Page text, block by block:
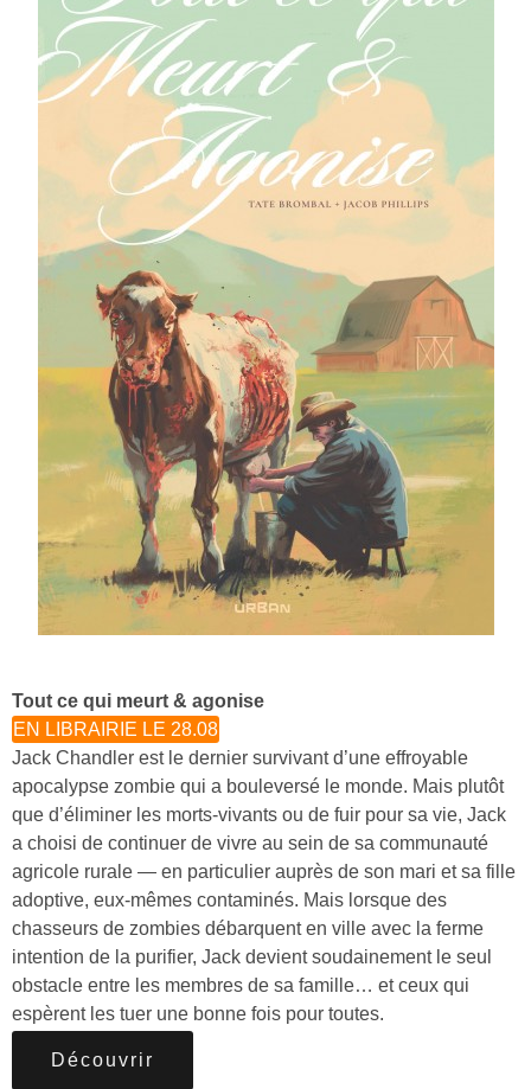
Tout ce qui meurt & agonise
EN LIBRAIRIE LE 28.08
Jack Chandler est le dernier survivant d’une effroyable
apocalypse zombie qui a bouleversé le monde. Mais plutôt
que d’éliminer les morts-vivants ou de fuir pour sa vie, Jack
a choisi de continuer de vivre au sein de sa communauté
agricole rurale — en particulier auprès de son mari et sa fille
adoptive, eux-mêmes contaminés. Mais lorsque des
chasseurs de zombies débarquent en ville avec la ferme
intention de la purifier, Jack devient soudainement le seul
obstacle entre les membres de sa famille… et ceux qui
espèrent les tuer une bonne fois pour toutes.
Découvrir